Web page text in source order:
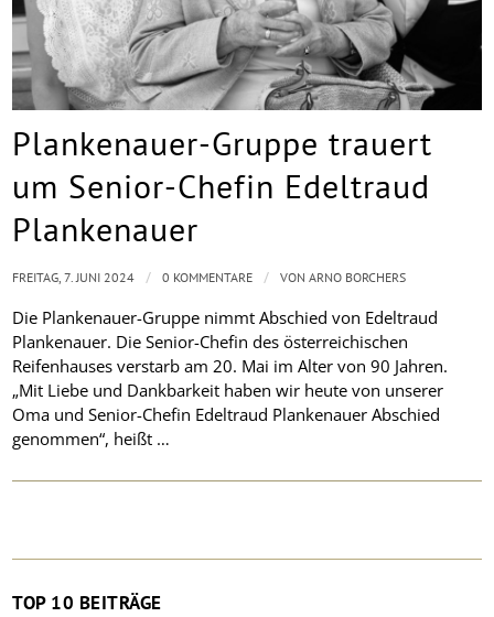
Plankenauer-Gruppe trauert
um Senior-Chefin Edeltraud
Plankenauer
Die Plankenauer-Gruppe nimmt Abschied von Edeltraud
Plankenauer. Die Senior-Chefin des österreichischen
Reifenhauses verstarb am 20. Mai im Alter von 90 Jahren.
„Mit Liebe und Dankbarkeit haben wir heute von unserer
Oma und Senior-Chefin Edeltraud Plankenauer Abschied
genommen“, heißt …
FREITAG, 7. JUNI 2024 / 0 KOMMENTARE / VONARNO BORCHERS
TOP 10 BEITRÄGE